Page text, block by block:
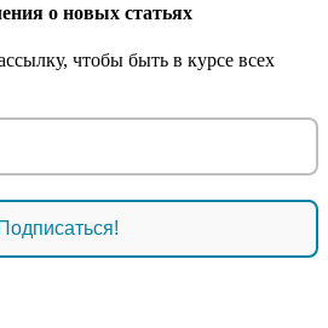
о новых статьях
чтобы быть в курсе всех